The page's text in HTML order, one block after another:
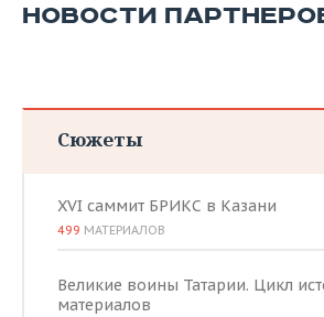
НОВОСТИ
Сюжеты
XVI саммит БРИКС в Казани
499 МАТЕРИАЛОВ
Великие воины Татарии. Цикл
материалов